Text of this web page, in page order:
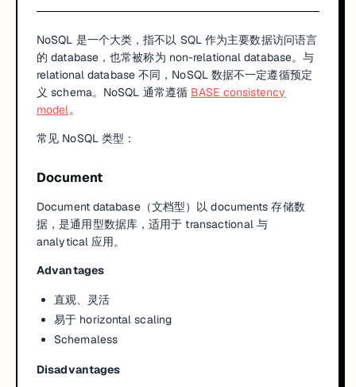
NoSQL 是一个大类，指不以 SQL 作为主要数据访问语言
的 database，也常被称为 non-relational database。与
relational database 不同，NoSQL 数据不一定遵循预定
义 schema。NoSQL 通常遵循 BASE consistency
model。
常见 NoSQL 类型：
Document
Document database（文档型）以 documents 存储数
据，是通用型数据库，适用于 transactional 与
analytical 应用。
Advantages
直观、灵活
易于 horizontal scaling
Schemaless
Disadvantages